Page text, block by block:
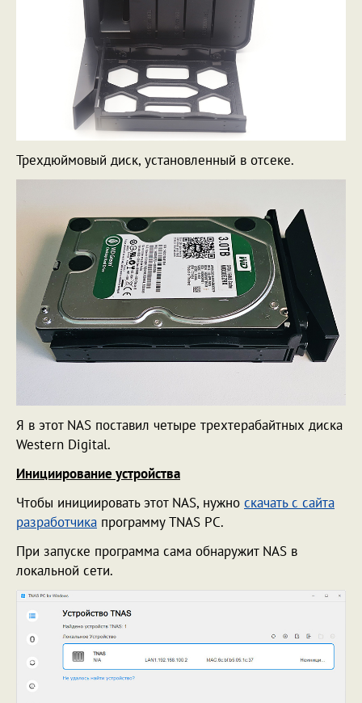
Трехдюймовый диск, установленный в отсеке.
Я в этот NAS поставил четыре трехтерабайтных диска
Western Digital.
Инициирование устройства
Чтобы инициировать этот NAS, нужно скачать с сайта
разработчика программу TNAS PC.
При запуске программа сама обнаружит NAS в
локальной сети.